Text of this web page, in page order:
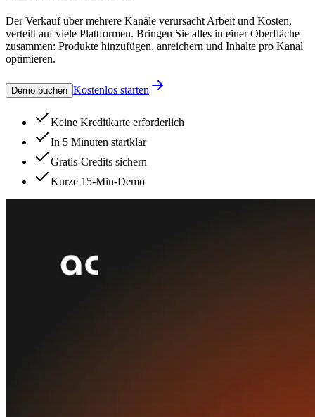
Der Verkauf über mehrere Kanäle verursacht Arbeit und Kosten,
verteilt auf viele Plattformen. Bringen Sie alles in einer Oberfläche
zusammen: Produkte hinzufügen, anreichern und Inhalte pro Kanal
optimieren.
Demo buchen Kostenlos starten
Keine Kreditkarte erforderlich
In 5 Minuten startklar
Gratis-Credits sichern
Kurze 15-Min-Demo